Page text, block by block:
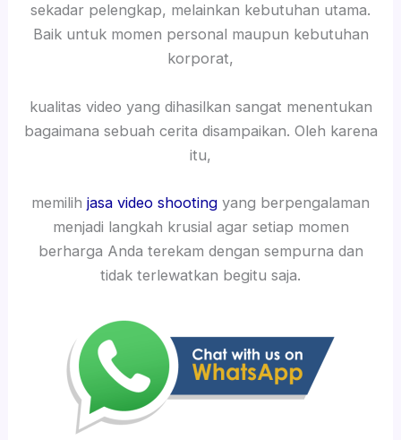
sekadar pelengkap, melainkan kebutuhan utama.
Baik untuk momen personal maupun kebutuhan
korporat,
kualitas video yang dihasilkan sangat menentukan
bagaimana sebuah cerita disampaikan. Oleh karena
itu,
memilih jasa video shooting yang berpengalaman
menjadi langkah krusial agar setiap momen
berharga Anda terekam dengan sempurna dan
tidak terlewatkan begitu saja.